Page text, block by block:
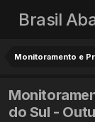
Brasil
Monitoramento e
do Sul -